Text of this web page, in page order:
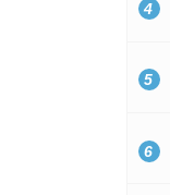
4
5
6